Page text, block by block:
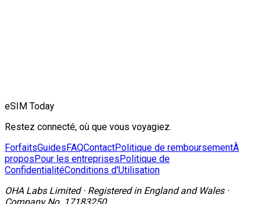
eSIM Today
Restez connecté, où que vous voyagiez.
ForfaitsGuides FAQContactPolitique de remboursementÀ
propos Pour les entreprises Politique de
ConfidentialitéConditions d'Utilisation
OHA Labs Limited· Registered in England and Wales·